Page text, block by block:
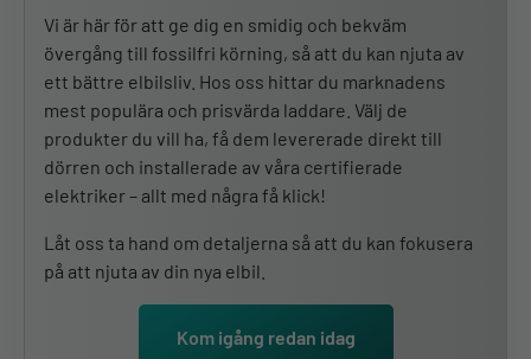
Vi är här för att ge dig en smidig och bekväm
övergång till fossilfri körning, så att du kan njuta av
ett bättre elbilsliv. Hos oss hittar du marknadens
mest populära och prisvärda laddare. Välj de
produkter du vill ha, få dem levererade direkt till
dörren och installerade av våra certifierade
elektriker – allt med några få klick!
Låt oss ta hand om detaljerna så att du kan fokusera
på att njuta av din nya elbil.
Kom igång redan idag